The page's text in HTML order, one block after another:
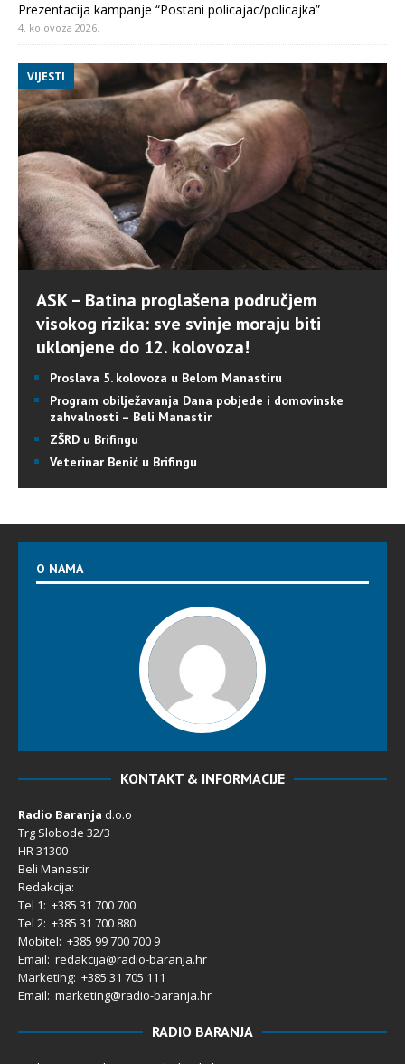
Prezentacija kampanje “Postani policajac/policajka”
4. kolovoza 2026.
VIJESTI
ASK – Batina proglašena područjem
visokog rizika: sve svinje moraju biti
uklonjene do 12. kolovoza!
Proslava 5. kolovoza u Belom Manastiru
Program obilježavanja Dana pobjede i domovinske
zahvalnosti – Beli Manastir
ZŠRD u Brifingu
Veterinar Benić u Brifingu
O NAMA
KONTAKT & INFORMACIJE
Radio Baranja d.o.o
Trg Slobode 32/3
HR 31300
Beli Manastir
Redakcija:
Tel 1: +385 31 700 700
Tel 2: +385 31 700 880
Mobitel: +385 99 700 700 9
Email: redakcija@radio-baranja.hr
Marketing: +385 31 705 111
Email: marketing@radio-baranja.hr
RADIO BARANJA